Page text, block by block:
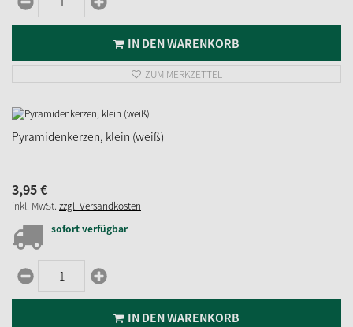
IN DEN WARENKORB
ZUM MERKZETTEL
Pyramidenkerzen, klein (weiß)
3,95€
inkl. MwSt. zzgl. Versandkosten
sofort verfügbar
IN DEN WARENKORB